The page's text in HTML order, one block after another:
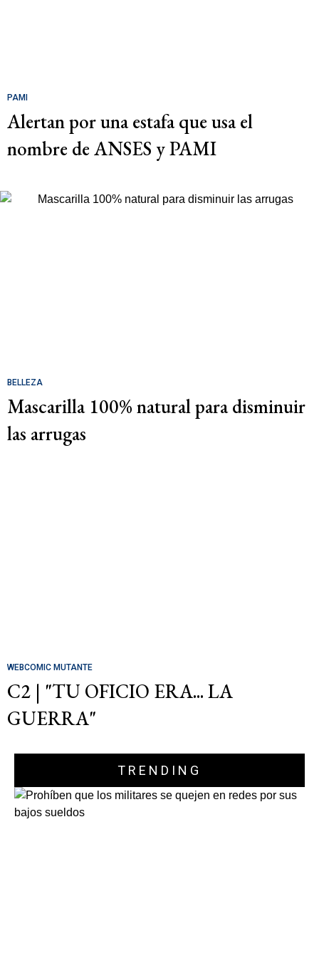
PAMI
Alertan por una estafa que usa el
nombre de ANSES y PAMI
BELLEZA
Mascarilla 100% natural para disminuir
las arrugas
WEBCOMIC MUTANTE
C2 | "TU OFICIO ERA... LA
GUERRA"
TRENDING